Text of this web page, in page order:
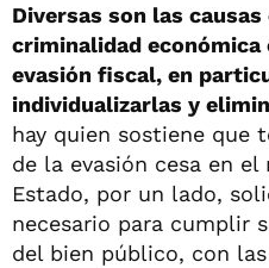
Diversas son las
criminalidad económica
evasión fiscal, en
individualizarlas y
hay quien sostiene que
de la evasión cesa en
Estado, por un lado,
necesario para cumplir
del bien público, con